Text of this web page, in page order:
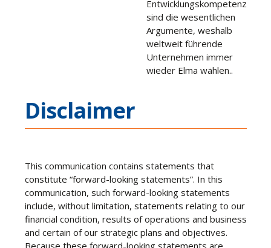
Entwicklungskompetenz
sind die wesentlichen
Argumente, weshalb
weltweit führende
Unternehmen immer
wieder Elma wählen..
Disclaimer
This communication contains statements that
constitute “forward-looking statements”. In this
communication, such forward-looking statements
include, without limitation, statements relating to our
financial condition, results of operations and business
and certain of our strategic plans and objectives.